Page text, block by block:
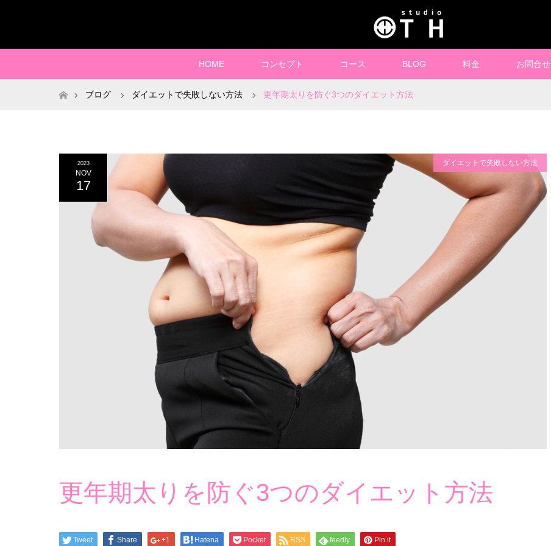
HOME コンセプト コース BLOG 料金 お問合せ
ホームブログ ダイエットで失敗しない方法 更年期太りを防ぐ3つのダイエット方法
2023
NOV
17
ダイエットで失敗しない方法
更年期太りを防ぐ3つのダイエット方法
Tweet Share +1 Hatena Pocket RSS feedly Pin it